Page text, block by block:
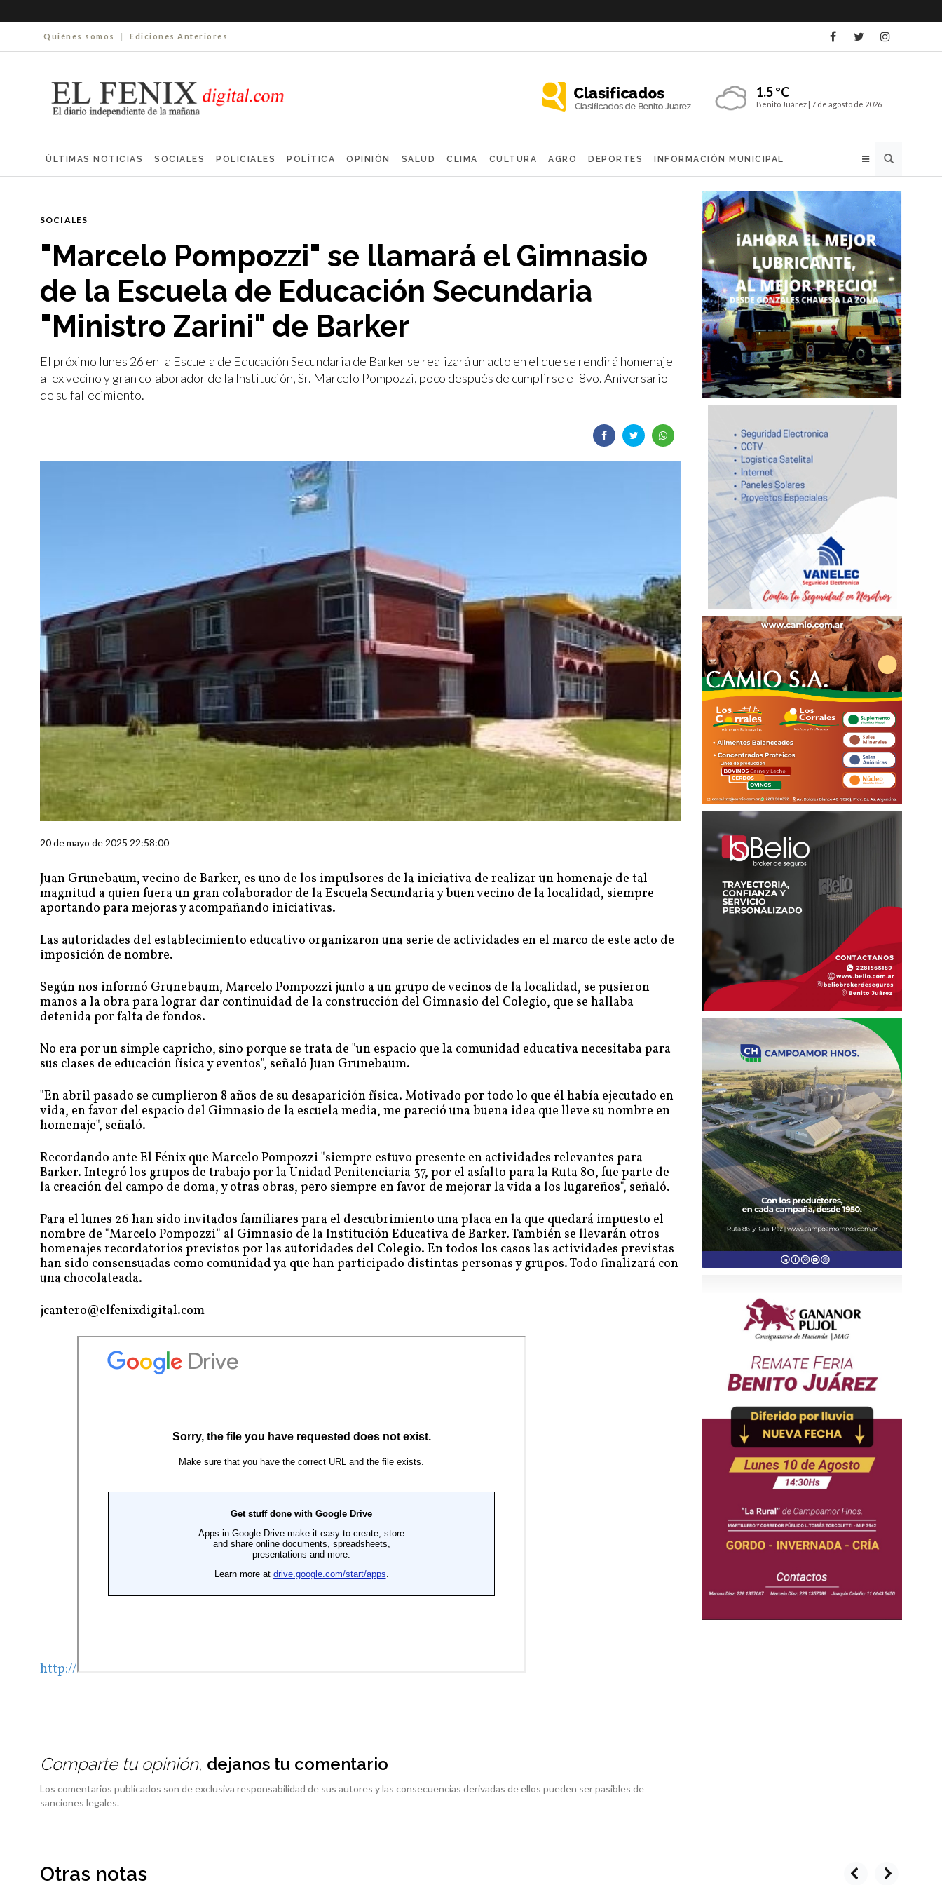
Quiénes somos | Ediciones Anteriores
1.5 ºC
Benito Juárez | 7 de agosto de 2026
ÚLTIMAS NOTICIAS SOCIALES POLICIALES POLÍTICA OPINIÓN SALUD CLIMA CULTURA AGRO DEPORTES INFORMACIÓN MUNICIPAL
SOCIALES
"Marcelo Pompozzi" se llamará el Gimnasio
de la Escuela de Educación Secundaria
"Ministro Zarini" de Barker
El próximo lunes 26 en la Escuela de Educación Secundaria de Barker se realizará un acto en el que se rendirá homenaje
al ex vecino y gran colaborador de la Institución, Sr. Marcelo Pompozzi, poco después de cumplirse el 8vo. Aniversario
de su fallecimiento.
20 de mayo de 2025 22:58:00
Juan Grunebaum, vecino de Barker, es uno de los impulsores de la iniciativa de realizar un homenaje de tal
magnitud a quien fuera un gran colaborador de la Escuela Secundaria y buen vecino de la localidad, siempre
aportando para mejoras y acompañando iniciativas.
Las autoridades del establecimiento educativo organizaron una serie de actividades en el marco de este acto de
imposición de nombre.
Según nos informó Grunebaum, Marcelo Pompozzi junto a un grupo de vecinos de la localidad, se pusieron
manos a la obra para lograr dar continuidad de la construcción del Gimnasio del Colegio, que se hallaba
detenida por falta de fondos.
No era por un simple capricho, sino porque se trata de "un espacio que la comunidad educativa necesitaba para
sus clases de educación física y eventos", señaló Juan Grunebaum.
"En abril pasado se cumplieron 8 años de su desaparición física. Motivado por todo lo que él había ejecutado en
vida, en favor del espacio del Gimnasio de la escuela media, me pareció una buena idea que lleve su nombre en
homenaje", señaló.
Recordando ante El Fénix que Marcelo Pompozzi "siempre estuvo presente en actividades relevantes para
Barker. Integró los grupos de trabajo por la Unidad Penitenciaria 37, por el asfalto para la Ruta 80, fue parte de
la creación del campo de doma, y otras obras, pero siempre en favor de mejorar la vida a los lugareños", señaló.
Para el lunes 26 han sido invitados familiares para el descubrimiento una placa en la que quedará impuesto el
nombre de "Marcelo Pompozzi" al Gimnasio de la Institución Educativa de Barker. También se llevarán otros
homenajes recordatorios previstos por las autoridades del Colegio. En todos los casos las actividades previstas
han sido consensuadas como comunidad ya que han participado distintas personas y grupos. Todo finalizará con
una chocolateada.
jcantero@elfenixdigital.com
http://
Comparte tu opinión, dejanos tu comentario
Los comentarios publicados son de exclusiva responsabilidad de sus autores y las consecuencias derivadas de ellos pueden ser pasibles de
sanciones legales.
Otras notas prev next